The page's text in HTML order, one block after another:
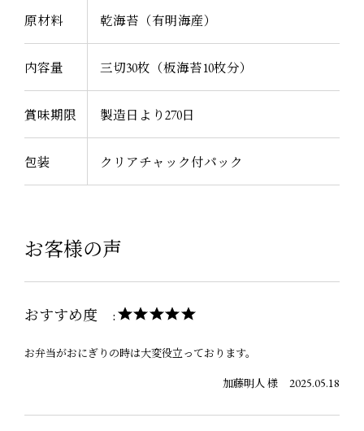
原材料 乾海苔（有明海産）
内容量 三切30枚（板海苔10枚分）
賞味期限 製造日より270日
包装 クリアチャック付パック
お客様の声
おすすめ度 :
お弁当がおにぎりの時は大変役立っております。
加藤明人 様 2025.05.18